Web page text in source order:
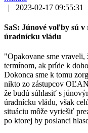
|
2023-02-17 09:55:31
SaS: Júnové voľby sú
úradnícku vládu
"Opakovane sme
termínom, ak príde k
Dokonca sme k tomu
nikto zo zástupcov
že budú súhlasiť s
úradnícku vládu, však
situáciu môže vyriešiť
po ktorej by poslanci